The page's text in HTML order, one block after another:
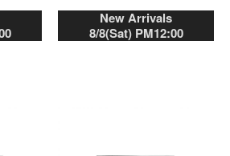
New Arrivals
8/8(Sat) PM12:00